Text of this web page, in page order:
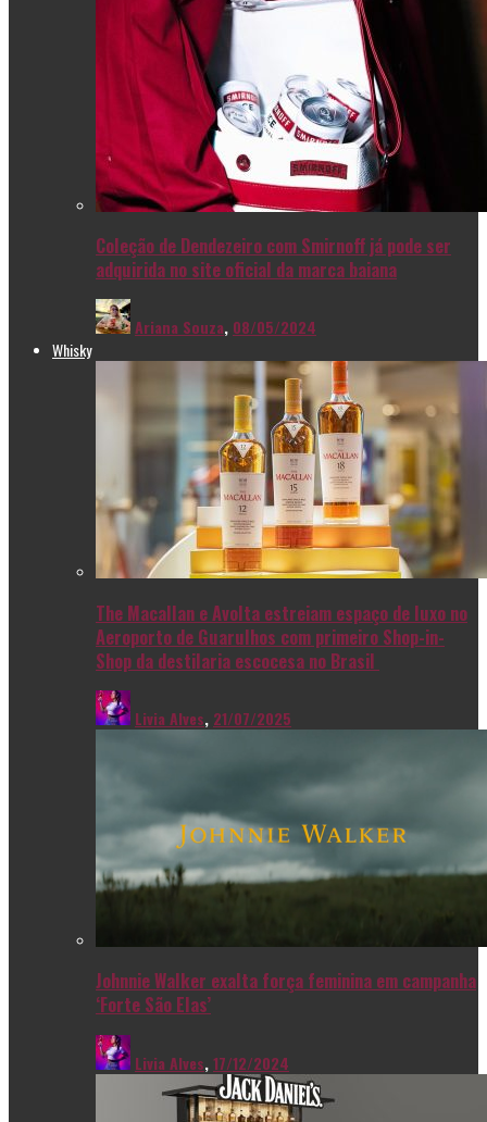
Coleção de Dendezeiro com Smirnoff já pode ser
adquirida no site oficial da marca baiana
Ariana Souza, 08/05/2024
Whisky
The Macallan e Avolta estreiam espaço de luxo no
Aeroporto de Guarulhos com primeiro Shop-in-
Shop da destilaria escocesa no Brasil
Livia Alves, 21/07/2025
Johnnie Walker exalta força feminina em campanha
‘Forte São Elas’
Livia Alves,17/12/2024